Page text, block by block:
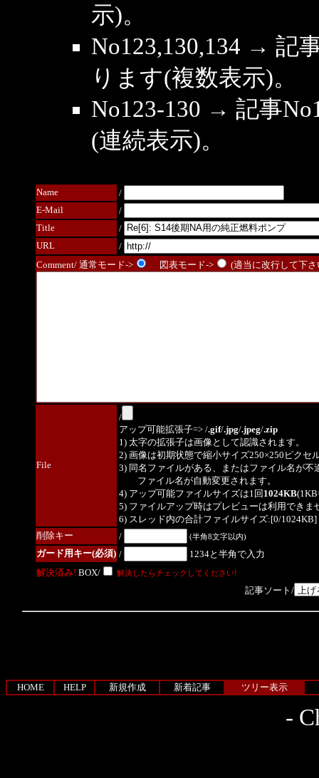
示)。
No123,130,134 → 記
ります(複数表示)。
No123-130 → 記事
(連続表示)。
Name
/
E-Mail
/
Title
/
URL
/
Comment/ 通常モード->
図表モード-> (適当に改行して下
File
/
アップ可能拡張子=> /.gif/.jpg/.jpeg/.zip
1) 太字の拡張子は画像として認識されます。
2) 画像は初期状態で縮小サイズ250×250ピクセ
3) 同名ファイルがある、またはファイル名が不
ファイル名が自動変更されます。
4) アップ可能ファイルサイズは1回 1024KB
5) ファイルアップ時はプレビューは利用できま
6) スレッド内の合計ファイルサイズ:[0/1024KB]
削除キー
/ (半角8文字以内)
ガード用キー(必須) /
1234と半角で入力
解決済み! BOX/ 解決したらチェックしてください!
記事ソート/
HOME HELP 新規作成 新着記事 ツリー表示
-